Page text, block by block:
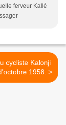
ferveur Kallé
cycliste Kalonji
« KARO » d’octobre 1958. >